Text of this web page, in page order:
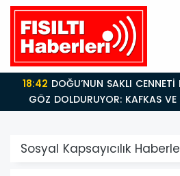
18:42DOĞU’NUN SAKLI CENNETİ IĞDIR, GASTRONOMİSİYLE
GÖZ DOLDURUYOR: KAFKAS VE
BULUŞMA
Sosyal Kapsayıcılık